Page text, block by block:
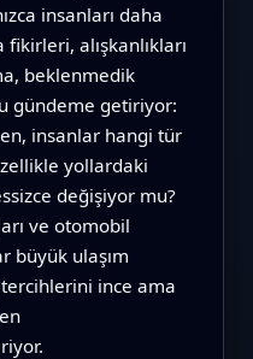
insanları daha
fikirleri, alışkanlıkları
beklenmedik
gündeme getiriyor:
insanlar hangi tür
yollardaki
değişiyor mu?
ve otomobil
büyük ulaşım
ince ama